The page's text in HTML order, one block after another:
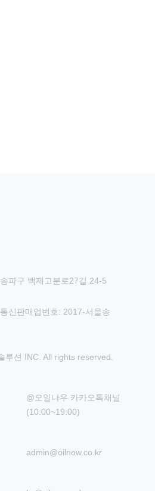
파구 백제고분로27길 24-5
신판매업번호: 2017-서울송
루션 INC. All rights reserved.
@오일나우 카카오톡채널
(10:00~19:00)
admin@oilnow.co.kr